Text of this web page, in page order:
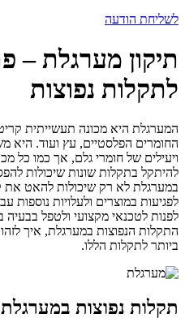
לשליחת הודעה
תיקון מערגלת –
לתקלות נפוצות
המערגלת היא מכונה תעשייתית
החומרים הפלסטיים, עץ ועוד. היא
ויעילים של חומרי גלם, אך כמו כל
להיתקל בתקלות שונות שיכולות
במערגלת לא רק שיכולות להאט את
לפגיעות במוצרים ולעלויות
לפנות לטכנאי מקצועי ולטפל
התקלות הנפוצות במערגלת, איך
ביותר לתקלות הללו.
תקלות נפוצות במערגלת